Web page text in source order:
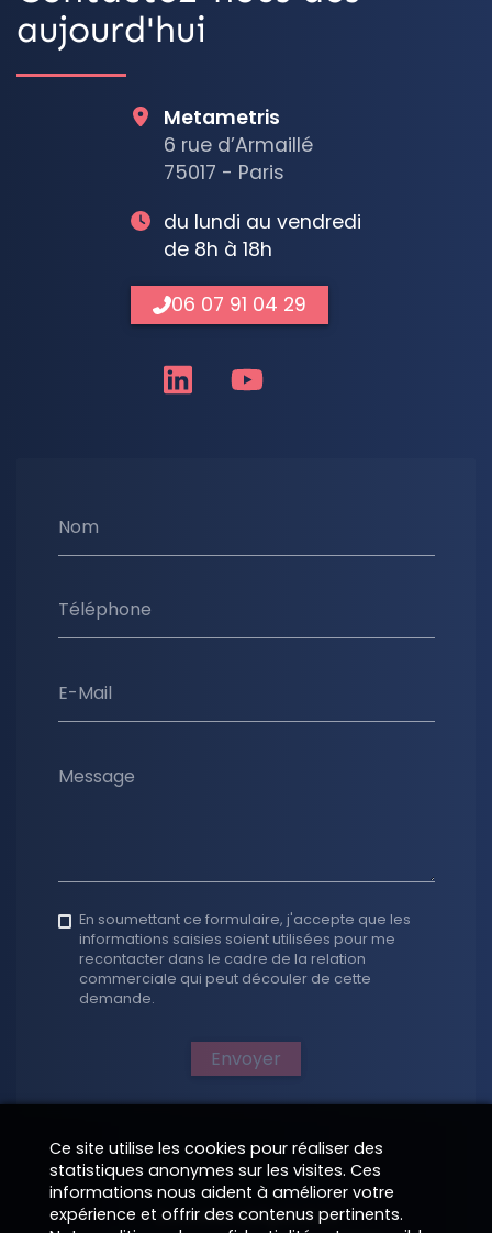
aujourd'hui
Nom
Téléphone
E-Mail
Message
En soumettant ce formulaire, j'accepte que les
informations saisies soient utilisées pour me
recontacter dans le cadre de la relation
commerciale qui peut découler de cette
demande.
Envoyer
Metametris
6 rue d’Armaillé
75017 - Paris
du lundi au vendredi
de 8h à 18h
06 07 91 04 29
Données obligatoires
Ce site utilise les cookies pour réaliser des
statistiques anonymes sur les visites. Ces
informations nous aident à améliorer votre
expérience et offrir des contenus pertinents.